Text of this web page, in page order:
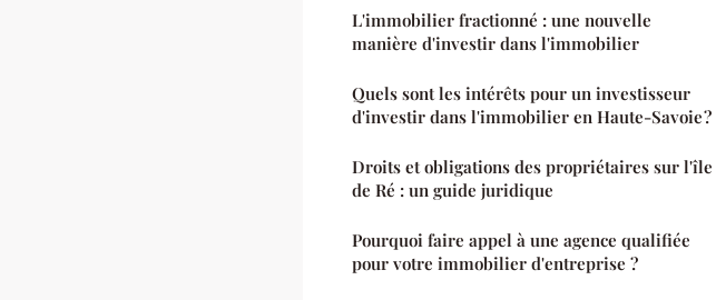
L'immobilier fractionné : une nouvelle
manière d'investir dans l'immobilier
Quels sont les intérêts pour un investisseur
d'investir dans l'immobilier en Haute-Savoie ?
Droits et obligations des propriétaires sur l'île
de Ré : un guide juridique
Pourquoi faire appel à une agence qualifiée
pour votre immobilier d'entreprise ?